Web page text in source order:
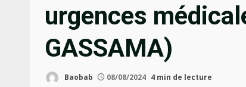
urgences
GASSAMA)
Baobab 08/08/2024 4 min de lecture